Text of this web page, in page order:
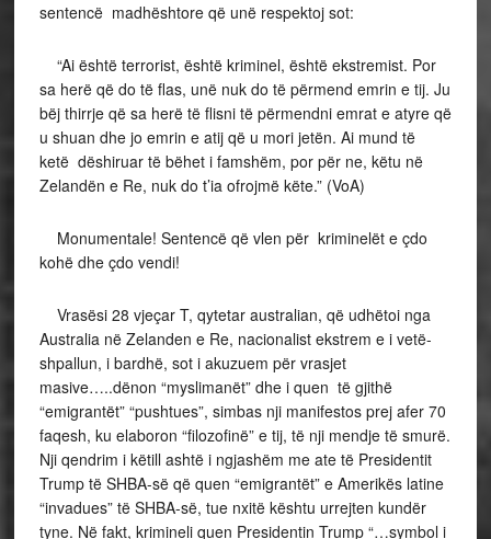
sentencë madhështore që unë respektoj sot:
“Ai është terrorist, është kriminel, është ekstremist. Por
sa herë që do të flas, unë nuk do të përmend emrin e tij. Ju
bëj thirrje që sa herë të flisni të përmendni emrat e atyre që
u shuan dhe jo emrin e atij që u mori jetën. Ai mund të
ketë dëshiruar të bëhet i famshëm, por për ne, këtu në
Zelandën e Re, nuk do t’ia ofrojmë këte.” (VoA)
Monumentale! Sentencë që vlen për kriminelët e çdo
kohë dhe çdo vendi!
Vrasësi 28 vjeçar T, qytetar australian, që udhëtoi nga
Australia në Zelanden e Re, nacionalist ekstrem e i vetë-
shpallun, i bardhë, sot i akuzuem për vrasjet
masive…..dënon “myslimanët” dhe i quen të gjithë
“emigrantët” “pushtues”, simbas nji manifestos prej afer 70
faqesh, ku elaboron “filozofinë” e tij, të nji mendje të smurë.
Nji qendrim i këtill ashtë i ngjashëm me ate të Presidentit
Trump të SHBA-së që quen “emigrantët” e Amerikës latine
“invadues” të SHBA-së, tue nxitë kështu urrejten kundër
tyne. Në fakt, krimineli quen Presidentin Trump “…symbol i